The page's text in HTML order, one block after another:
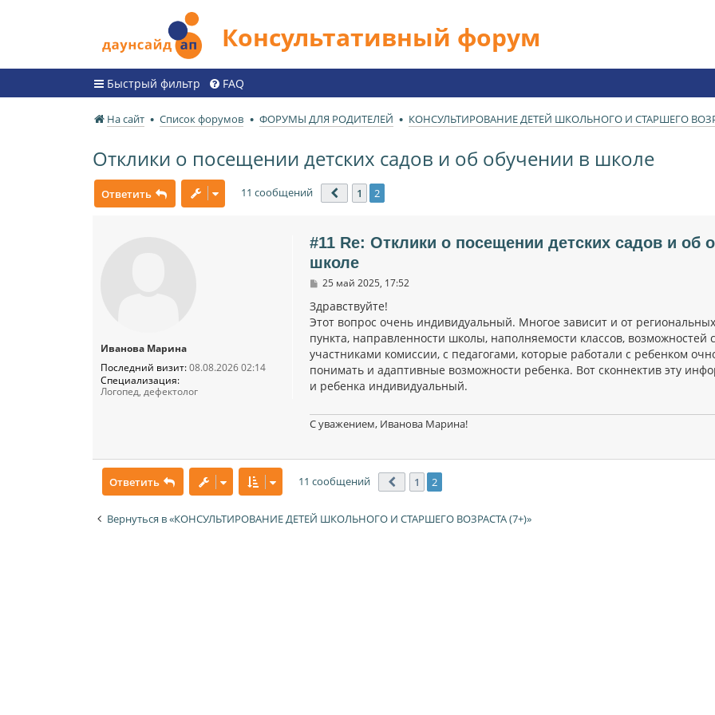
Консультативный форум
Быстрый фильтр FAQ
На сайт Список форумов ФОРУМЫ ДЛЯ РОДИТЕЛЕЙ КОНСУЛЬТИРОВАНИЕ ДЕТЕЙ ШКОЛЬНОГО И СТАРШЕГО
Отклики о посещении детских садов и об обучении в школе
Ответить 11 сообщений Пред.
1 2
Иванова Марина
Последний визит:08.08.2026 02:14
Специализация:
Логопед, дефектолог
#11 Re: Отклики о посещении детских садов и об
школе
С
о
б
щ
е
н
и
е
25 май 2025, 17:52
Здравствуйте!
Этот вопрос очень индивидуальный. Многое зависит и от
пункта, направленности школы, наполняемости классов,
участниками комиссии, с педагогами, которые работали с ребенком
понимать и адаптивные возможности ребенка. Вот сконнектив эту
и ребенка индивидуальный.
С уважением, Иванова Марина!
Ответить 11 сообщений Пред.
1 2
Вернуться в «КОНСУЛЬТИРОВАНИЕ ДЕТЕЙ ШКОЛЬНОГО И СТАРШЕГО ВОЗРАСТА (7+)»